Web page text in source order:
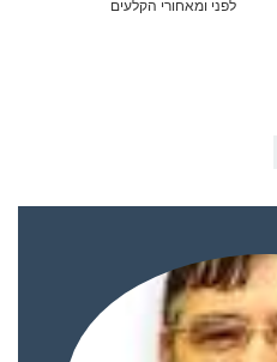
לפני ומאחורי הקלעים